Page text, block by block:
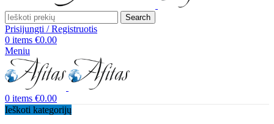
Search
Prisijungti / Registruotis
0 items €0.00
Meniu
0 items €0.00
Ieškoti kategorijų